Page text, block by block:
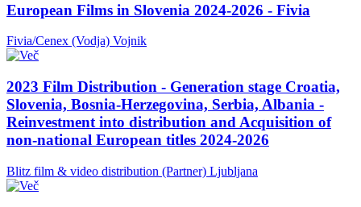
European Films in Slovenia 2024-2026 - Fivia
Fivia/Cenex (Vodja) Vojnik
2023 Film Distribution - Generation stage Croatia,
Slovenia, Bosnia-Herzegovina, Serbia, Albania -
Reinvestment into distribution and Acquisition of
non-national European titles 2024-2026
Blitz film & video distribution (Partner) Ljubljana